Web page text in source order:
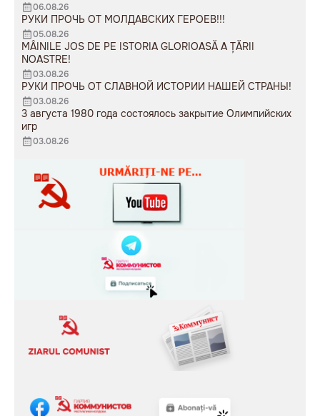
06.08.26
РУКИ ПРОЧЬ ОТ МОЛДАВСКИХ ГЕРОЕВ!!!
05.08.26
MÂINILE JOS DE PE ISTORIA GLORIOASĂ A ȚĂRII
NOASTRE!
03.08.26
РУКИ ПРОЧЬ ОТ СЛАВНОЙ ИСТОРИИ НАШЕЙ СТРАНЫ!
03.08.26
3 августа 1980 года состоялось закрытие Олимпийских
игр
03.08.26